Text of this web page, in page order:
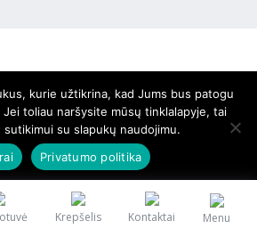
Krepšelis Kontaktai Menu
kurie užtikrina, kad Jums bus patogu
toliau naršysite mūsų tinklalapyje, tai
su slapukų naudojimu.
Privatumo politika